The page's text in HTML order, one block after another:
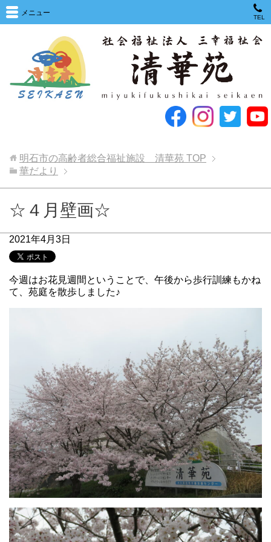
メニュー
TEL
明石市の高齢者総合福祉施設 清華苑 TOP
華だより
☆４月壁画☆
2021年4月3日
今週はお花見週間ということで、午後から歩行訓練もかね
て、苑庭を散歩しました♪